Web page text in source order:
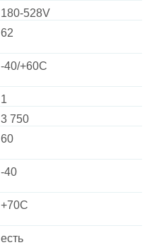
180-528V
62
-40/+60C
1
3 750
60
-40
+70C
есть